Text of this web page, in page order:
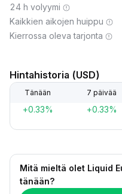
24 h volyymi
Kaikkien aikojen huippu
Kierrossa oleva tarjonta
Hintahistoria (USD)
Tänään 7 päivää
+0.33% +0.33%
Mitä mieltä olet Liquid
tänään?